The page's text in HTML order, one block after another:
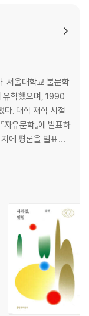
서울대학교 불문학
유학했으며, 1990
다. 대학 재학 시절
자유문학』에 발표하
에 평론을 발표하
상의 영향을 받아